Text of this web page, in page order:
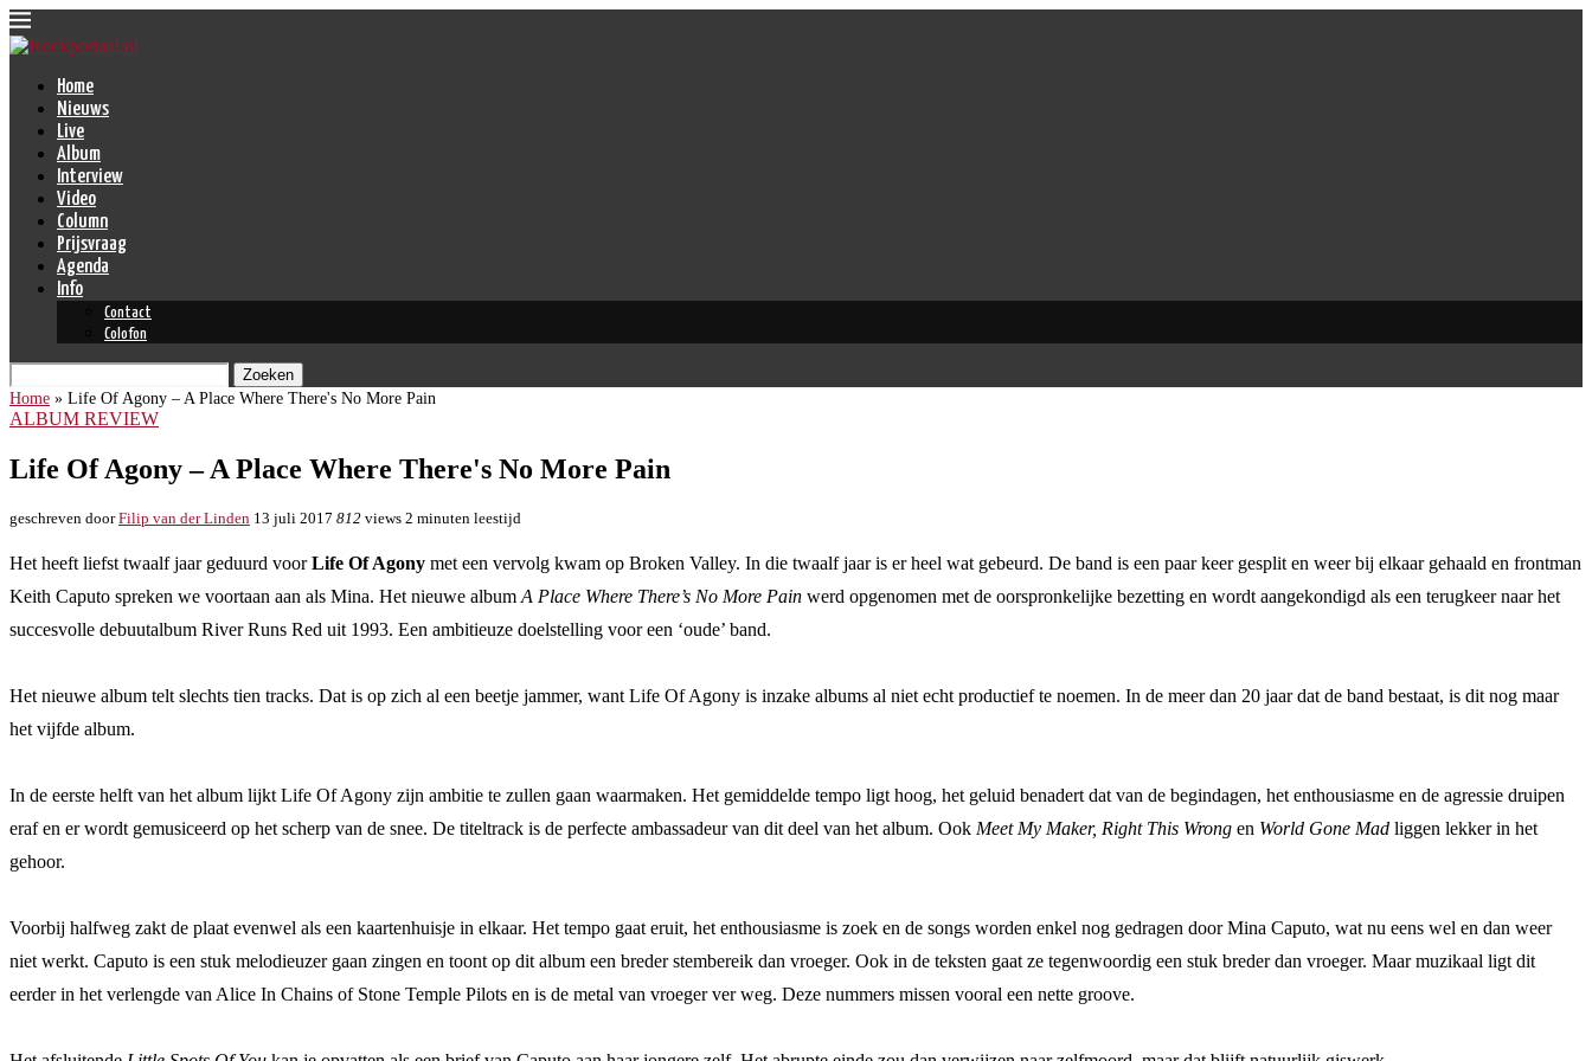
Home
Nieuws
Live
Album
Interview
Video
Column
Prijsvraag
Agenda
Info
Contact
Colofon
Zoeken
Home » Life Of Agony – A Place Where There's No More Pain
ALBUM REVIEW
Life Of Agony – A Place Where There's No More Pain
geschreven doorFilip van der Linden 13 juli 2017 812 views 2 minuten leestijd
Het heeft liefst twaalf jaar geduurd voorLife Of Agony met een vervolg kwam op Broken Valley. In die twaalf jaar is er heel wat gebeurd. De band is een paar keer gesplit en weer bij elkaar gehaald en frontman
Keith Caputo spreken we voortaan aan als Mina. Het nieuwe album A Place Where There’s No More Pain werd opgenomen met de oorspronkelijke bezetting en wordt aangekondigd als een terugkeer naar het
succesvolle debuutalbum River Runs Red uit 1993. Een ambitieuze doelstelling voor een ‘oude’ band.
Het nieuwe album telt slechts tien tracks. Dat is op zich al een beetje jammer, want Life Of Agony is inzake albums al niet echt productief te noemen. In de meer dan 20 jaar dat de band bestaat, is dit nog maar
het vijfde album.
In de eerste helft van het album lijkt Life Of Agony zijn ambitie te zullen gaan waarmaken. Het gemiddelde tempo ligt hoog, het geluid benadert dat van de begindagen, het enthousiasme en de agressie druipen
eraf en er wordt gemusiceerd op het scherp van de snee. De titeltrack is de perfecte ambassadeur van dit deel van het album. Ook Meet My Maker, Right This Wrong en World Gone Mad liggen lekker in het
gehoor.
Voorbij halfweg zakt de plaat evenwel als een kaartenhuisje in elkaar. Het tempo gaat eruit, het enthousiasme is zoek en de songs worden enkel nog gedragen door Mina Caputo, wat nu eens wel en dan weer
niet werkt. Caputo is een stuk melodieuzer gaan zingen en toont op dit album een breder stembereik dan vroeger. Ook in de teksten gaat ze tegenwoordig een stuk breder dan vroeger. Maar muzikaal ligt dit
eerder in het verlengde van Alice In Chains of Stone Temple Pilots en is de metal van vroeger ver weg. Deze nummers missen vooral een nette groove.